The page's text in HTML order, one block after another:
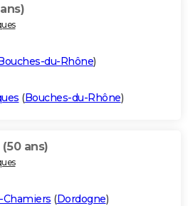
du-Rhône)
(Bouches-du-Rhône)
(50 ans)
Chamiers (Dordogne)